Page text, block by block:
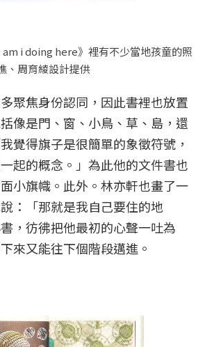
am i doing here》裡有不少當地孩童的照
、周育綾設計提供
聚焦身份認同，因此書裡也放置
像是門、窗、小鳥、草、島，還
覺得旗子是很簡單的象徵符號，
起的概念。」為此他的文件書也
小旗幟。此外。林亦軒也畫了一
：「那就是我自己要住的地
，彷彿把他最初的心聲一吐為
來又能往下個階段邁進。